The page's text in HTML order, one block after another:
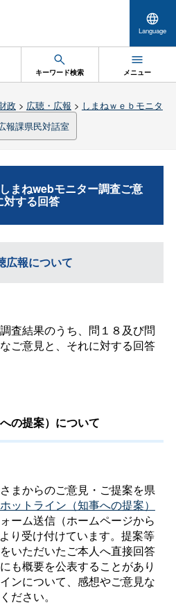
Language
キーワード検索 メニュー
政 > 広聴・広報 > しまねｗｅｂモニタ
報課県民対話室
まねwebモニター調査ご意
対する回答
広報について
査結果のうち、問１８及び問
ご意見と、それに対する回答
の提案）について
まからのご意見・ご提案を県
ットライン（知事への提案）
ーム送信（ホームページから
り受け付けています。提案等
いただいたご本人へ直接回答
にも概要を公表することがあり
ンについて、感想やご意見な
ださい。